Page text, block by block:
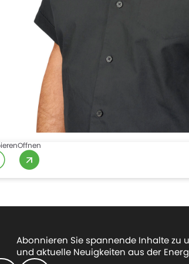
Offnen
Abonnieren Sie spannende Inhalte zu
und aktuelle Neuigkeiten aus der